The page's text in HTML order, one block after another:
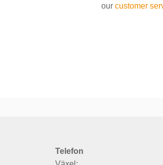
our customer
Telefon